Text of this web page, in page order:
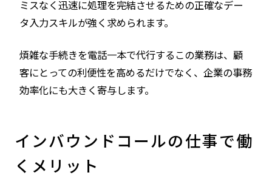
ミスなく迅速に処理を完結させるための正確なデー
タ入力スキルが強く求められます。
煩雑な手続きを電話一本で代行するこの業務は、顧
客にとっての利便性を高めるだけでなく、企業の事務
効率化にも大きく寄与します。
インバウンドコールの仕事で働
くメリット